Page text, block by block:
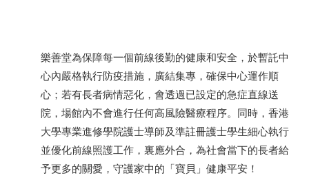
樂善堂為保障每一個前線後勤的健康和安全，於暫託中
心內嚴格執行防疫措施，廣結集專，確保中心運作順
心；若有長者病情惡化，會透過已設定的急症直線送
院，場館內不會進行任何高風險醫療程序。同時，香港
大學專業進修學院護士導師及準註冊護士學生細心執行
並優化前線照護工作，裏應外合，為社會當下的長者給
予更多的關愛，守護家中的「寶貝」健康平安！